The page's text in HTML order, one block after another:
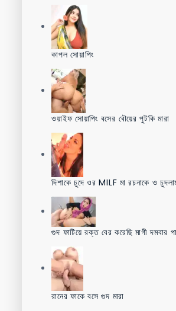
কাপল সোয়াপিং
ওয়াইফ সোয়াপিং বসের বৌয়ের পুটকি মারা
দিশাকে চুদে ওর MILF মা রচনাকে ও
গুদ ফাটিয়ে রক্ত বের করেছি মাগী দমবার
রানের ফাকে বসে গুদ মারা